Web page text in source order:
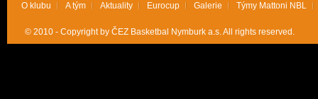
O klubu A tým Aktuality Eurocup Galerie Týmy Mattoni NBL
© 2010 - Copyright by ČEZ Basketbal Nymburk a.s. All rights reserved.